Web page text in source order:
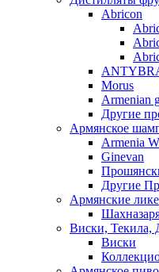
Abricon
Morus
Armenian
Другие
Армянское
Armenia
Ginevan
Другие
Армянские
Виски, Текила,
Виски